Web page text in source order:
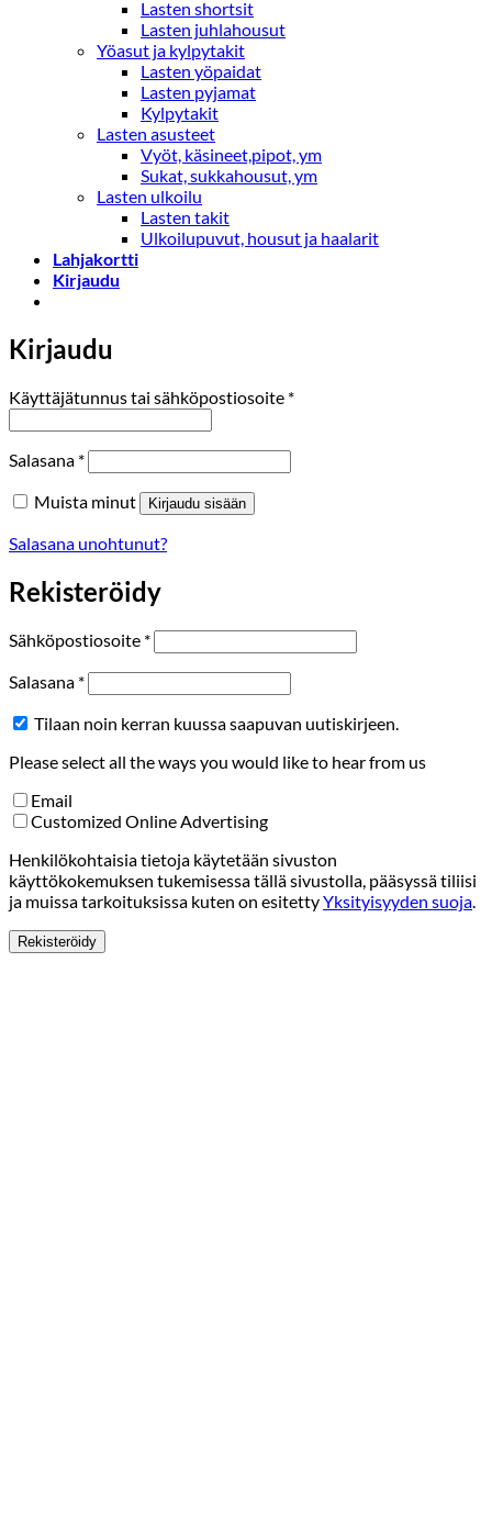
Lasten shortsit
Lasten juhlahousut
Yöasut ja kylpytakit
Lasten yöpaidat
Lasten pyjamat
Kylpytakit
Lasten asusteet
Vyöt, käsineet,pipot, ym
Sukat, sukkahousut, ym
Lasten ulkoilu
Lasten takit
Ulkoilupuvut, housut ja haalarit
Lahjakortti
Kirjaudu
Kirjaudu
Käyttäjätunnus tai sähköpostiosoite *Vaaditaan
Salasana *Vaaditaan
Muista minut Kirjaudu sisään
Salasana unohtunut?
Rekisteröidy
Sähköpostiosoite *Vaaditaan
Salasana *Vaaditaan
Tilaan noin kerran kuussa saapuvan uutiskirjeen.
Please select all the ways you would like to hear from us
Email
Customized Online Advertising
Henkilökohtaisia tietoja käytetään sivuston
käyttökokemuksen tukemisessa tällä sivustolla, pääsyssä tiliisi
ja muissa tarkoituksissa kuten on esitettyYksityisyyden suoja
Rekisteröidy